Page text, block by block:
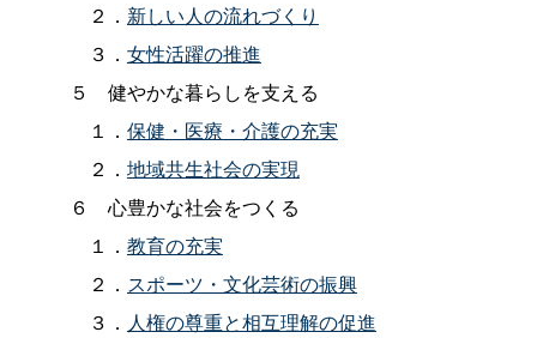
２． 新しい人の流れづくり
３． 女性活躍の推進
５ 健やかな暮らしを支える
１． 保健・医療・介護の充実
２． 地域共生社会の実現
６ 心豊かな社会をつくる
１． 教育の充実
２． スポーツ・文化芸術の振興
３． 人権の尊重と相互理解の促進